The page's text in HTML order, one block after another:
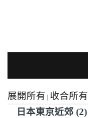
展開所有 | 收合所有
日本東京近郊 (2)